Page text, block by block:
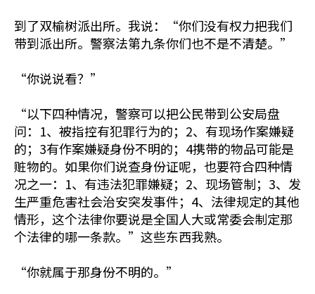
到了双榆树派出所。我说：“你们没有权力把我们
带到派出所。警察法第九条你们也不是不清楚。”
“你说说看？”
“以下四种情况，警察可以把公民带到公安局盘
问：1、被指控有犯罪行为的；2、有现场作案嫌疑
的；3有作案嫌疑身份不明的；4携带的物品可能是
赃物的。如果你们说查身份证呢，也要符合四种情
况之一：1、有违法犯罪嫌疑；2、现场管制；3、发
生严重危害社会治安突发事件；4、法律规定的其他
情形，这个法律你要说是全国人大或常委会制定那
个法律的哪一条款。”这些东西我熟。
“你就属于那身份不明的。”